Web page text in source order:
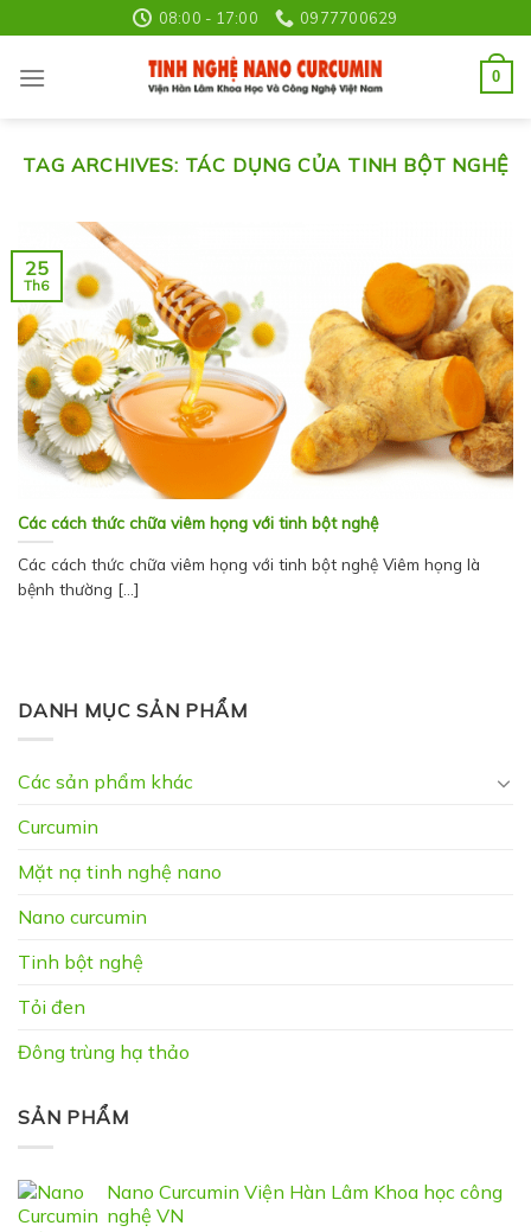
to
content
08:00 - 17:00 0977700629
0
TAG ARCHIVES: TÁC DỤNG CỦA TINH BỘT NGHỆ
DANH MỤC SẢN PHẨM
Các sản phẩm khác
Curcumin
Mặt nạ tinh nghệ nano
Nano curcumin
Tinh bột nghệ
Tỏi đen
Đông trùng hạ thảo
SẢN PHẨM
Nano Curcumin Viện Hàn Lâm Khoa học công
nghệ VN
Các cách thức chữa viêm họng với tinh bột nghệ
Các cách thức chữa viêm họng với tinh bột nghệ Viêm họng là
bệnh thường [...]
25
Th6